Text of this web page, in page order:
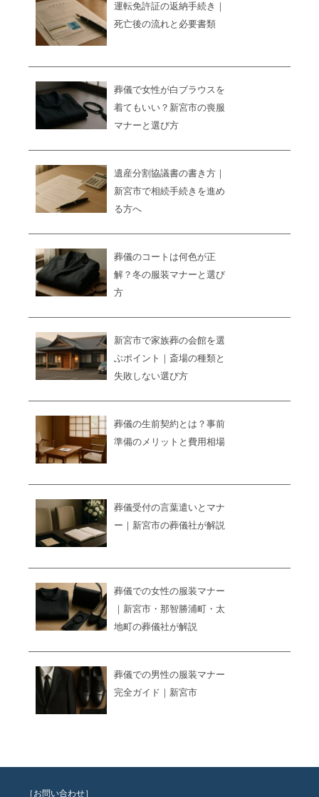
運転免許証の返納手続き｜
死亡後の流れと必要書類
葬儀で女性が白ブラウスを
着てもいい？新宮市の喪服
マナーと選び方
遺産分割協議書の書き方｜
新宮市で相続手続きを進め
る方へ
葬儀のコートは何色が正
解？冬の服装マナーと選び
方
新宮市で家族葬の会館を選
ぶポイント｜斎場の種類と
失敗しない選び方
葬儀の生前契約とは？事前
準備のメリットと費用相場
葬儀受付の言葉遣いとマナ
ー｜新宮市の葬儀社が解説
葬儀での女性の服装マナー
｜新宮市・那智勝浦町・太
地町の葬儀社が解説
葬儀での男性の服装マナー
完全ガイド｜新宮市
［お問い合わせ］